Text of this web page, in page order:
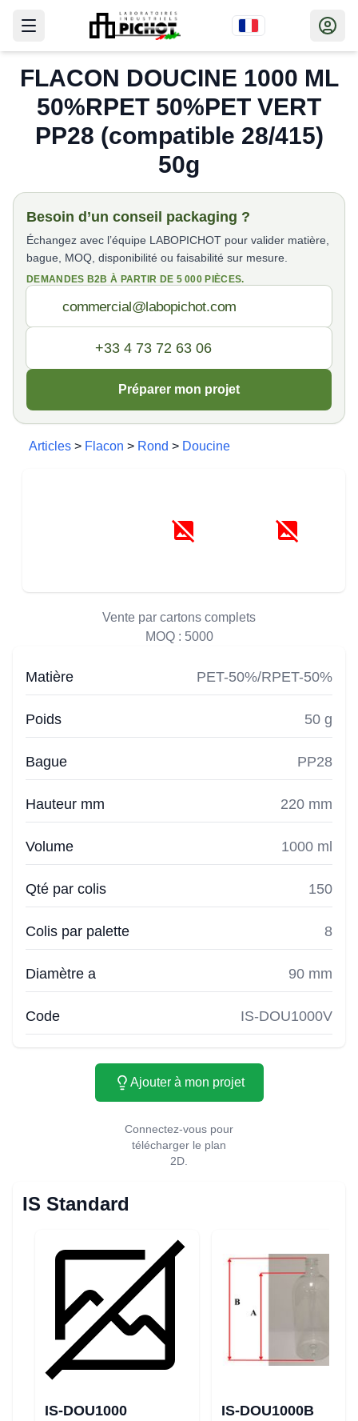
FLACON DOUCINE 1000 ML
50%RPET 50%PET VERT
PP28 (compatible 28/415)
50g
Besoin d’un conseil packaging ?
Échangez avec l’équipe LABOPICHOT pour valider matière,
bague, MOQ, disponibilité ou faisabilité sur mesure.
DEMANDES B2B À PARTIR DE 5 000 PIÈCES.
Préparer mon projet
Articles > Flacon > Rond > Doucine
Vente par cartons complets
MOQ : 5000
Matière PET-50%/RPET-50%
Poids 50 g
Bague PP28
Hauteur mm 220 mm
Volume 1000 ml
Qté par colis 150
Colis par palette 8
Diamètre a 90 mm
Code IS-DOU1000V
Ajouter à mon projet
Connectez-vous pour
télécharger le plan
2D.
IS Standard
IS-DOU1000 IS-DOU1000B